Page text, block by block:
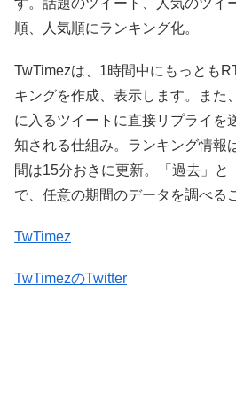
す。話題のツイート、人気のツイ
順、人気順にランキング化。
TwTimezは、1時間中にもっとも
キングを作成、表示します。また
に入るツイートに直接リプライを
知される仕組み。ランキング情報
間は15分おきに更新。「過去」と
で、任意の期間のデータを調べる
TwTimez
TwTimezのTwitter